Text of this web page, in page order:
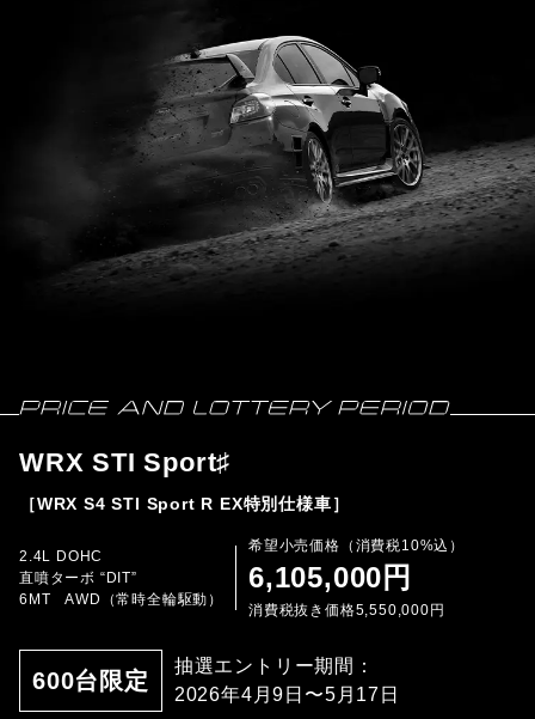
WRX STI Sport♯
［WRX S4 STI Sport R EX特別仕様車］
2.4L DOHC
直噴ターボ “DIT”
6MT AWD（常時全輪駆動）
希望小売価格（消費税10%込）
6,105,000円
消費税抜き価格5,550,000円
600台限定
抽選エントリー期間：
2026年4月9日〜5月17日